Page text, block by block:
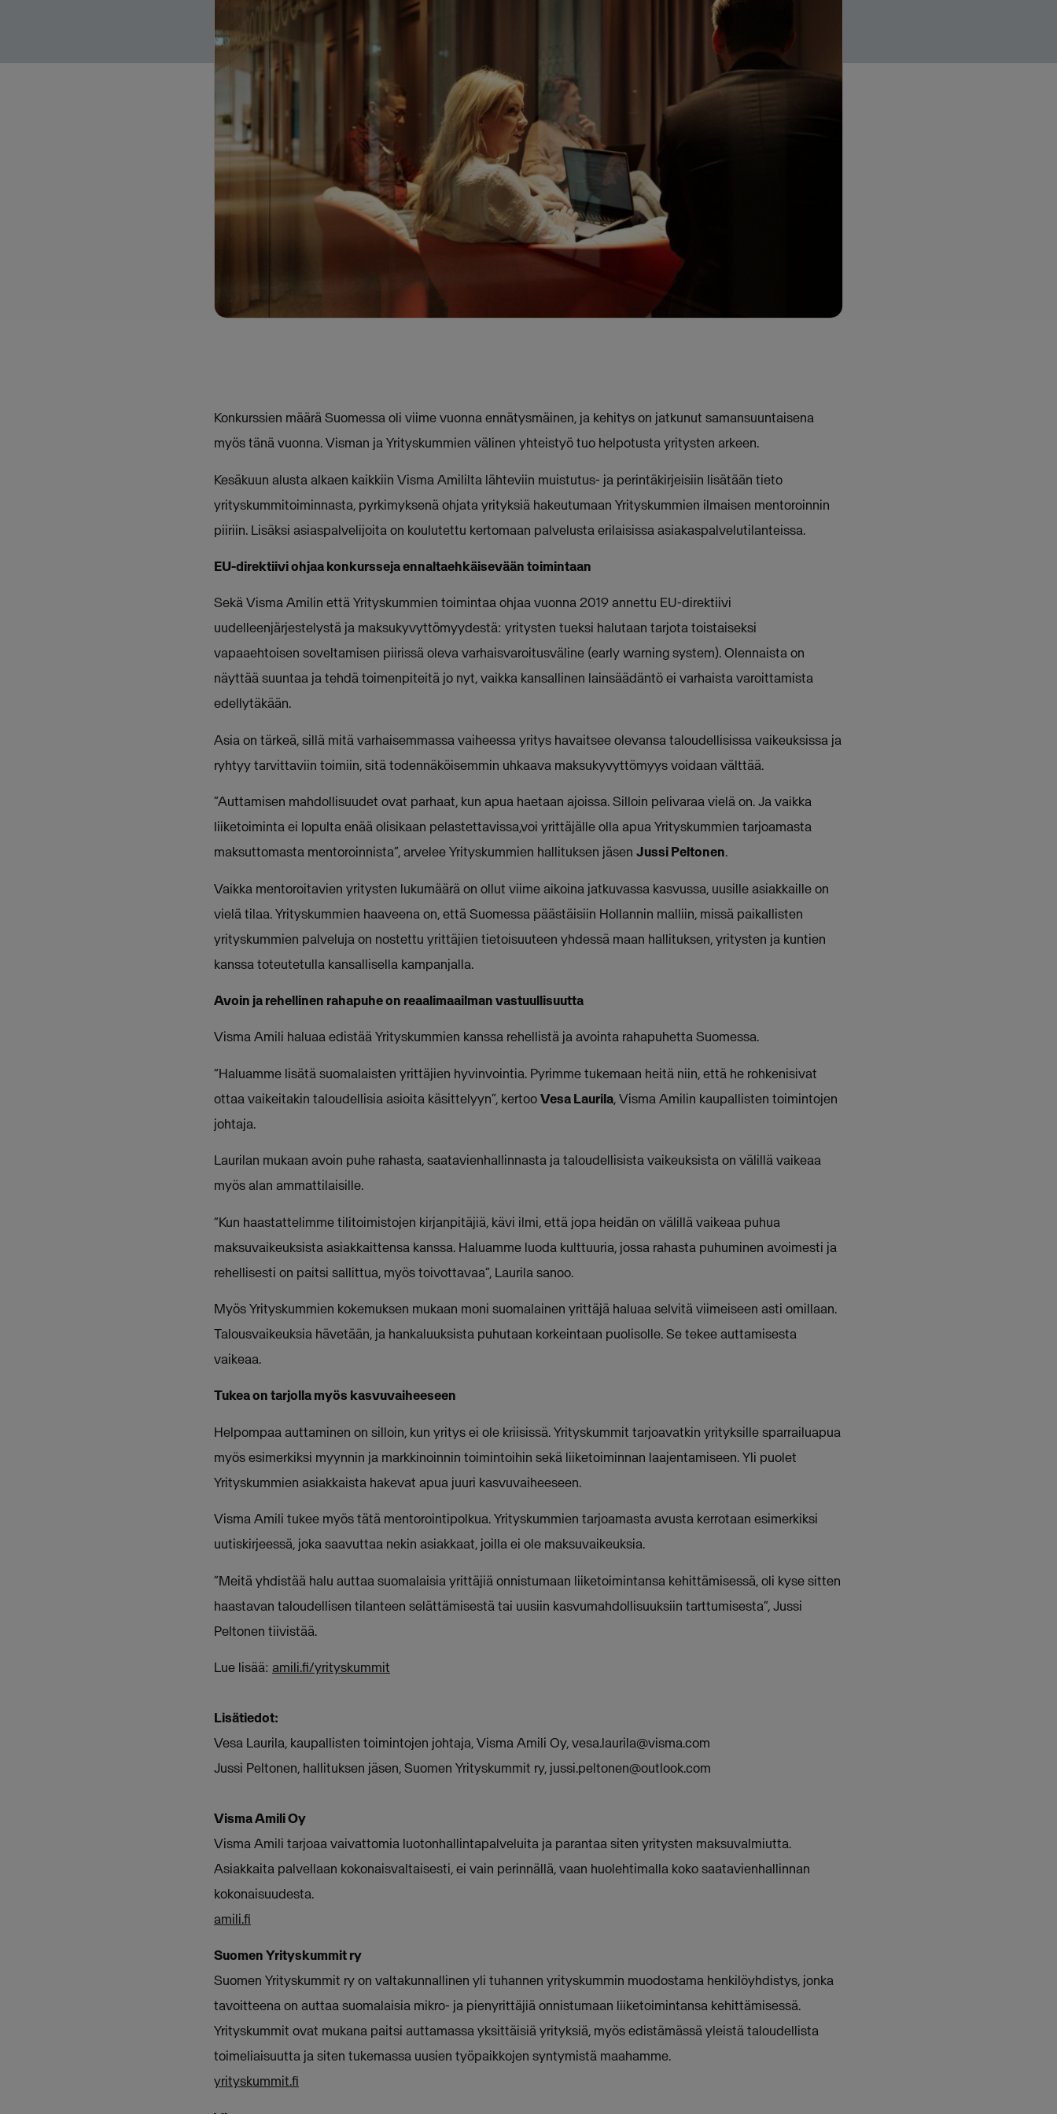
Konkurssien määrä Suomessa oli viime vuonna ennätysmäinen, ja kehitys on jatkunut samansuuntaisena
myös tänä vuonna. Visman ja Yrityskummien välinen yhteistyö tuo helpotusta yritysten arkeen.
Kesäkuun alusta alkaen kaikkiin Visma Amililta lähteviin muistutus- ja perintäkirjeisiin lisätään tieto
yrityskummitoiminnasta, pyrkimyksenä ohjata yrityksiä hakeutumaan Yrityskummien ilmaisen mentoroinnin
piiriin. Lisäksi asiaspalvelijoita on koulutettu kertomaan palvelusta erilaisissa asiakaspalvelutilanteissa.
EU-direktiivi ohjaa konkursseja ennaltaehkäisevään toimintaan
Sekä Visma Amilin että Yrityskummien toimintaa ohjaa vuonna 2019 annettu EU-direktiivi
uudelleenjärjestelystä ja maksukyvyttömyydestä: yritysten tueksi halutaan tarjota toistaiseksi
vapaaehtoisen soveltamisen piirissä oleva varhaisvaroitusväline (early warning system). Olennaista on
näyttää suuntaa ja tehdä toimenpiteitä jo nyt, vaikka kansallinen lainsäädäntö ei varhaista varoittamista
edellytäkään.
Asia on tärkeä, sillä mitä varhaisemmassa vaiheessa yritys havaitsee olevansa taloudellisissa vaikeuksissa ja
ryhtyy tarvittaviin toimiin, sitä todennäköisemmin uhkaava maksukyvyttömyys voidaan välttää.
”Auttamisen mahdollisuudet ovat parhaat, kun apua haetaan ajoissa. Silloin pelivaraa vielä on. Ja vaikka
liiketoiminta ei lopulta enää olisikaan pelastettavissa,voi yrittäjälle olla apua Yrityskummien tarjoamasta
maksuttomasta mentoroinnista”, arvelee Yrityskummien hallituksen jäsen Jussi Peltonen.
Vaikka mentoroitavien yritysten lukumäärä on ollut viime aikoina jatkuvassa kasvussa, uusille asiakkaille on
vielä tilaa. Yrityskummien haaveena on, että Suomessa päästäisiin Hollannin malliin, missä paikallisten
yrityskummien palveluja on nostettu yrittäjien tietoisuuteen yhdessä maan hallituksen, yritysten ja kuntien
kanssa toteutetulla kansallisella kampanjalla.
Avoin ja rehellinen rahapuhe on reaalimaailman vastuullisuutta
Visma Amili haluaa edistää Yrityskummien kanssa rehellistä ja avointa rahapuhetta Suomessa.
“Haluamme lisätä suomalaisten yrittäjien hyvinvointia. Pyrimme tukemaan heitä niin, että he rohkenisivat
ottaa vaikeitakin taloudellisia asioita käsittelyyn”, kertooVesa Laurila, Visma Amilin kaupallisten toimintojen
johtaja.
Laurilan mukaan avoin puhe rahasta, saatavienhallinnasta ja taloudellisista vaikeuksista on välillä vaikeaa
myös alan ammattilaisille.
“Kun haastattelimme tilitoimistojen kirjanpitäjiä, kävi ilmi, että jopa heidän on välillä vaikeaa puhua
maksuvaikeuksista asiakkaittensa kanssa. Haluamme luoda kulttuuria, jossa rahasta puhuminen avoimesti ja
rehellisesti on paitsi sallittua, myös toivottavaa”, Laurila sanoo.
Myös Yrityskummien kokemuksen mukaan moni suomalainen yrittäjä haluaa selvitä viimeiseen asti omillaan.
Talousvaikeuksia hävetään, ja hankaluuksista puhutaan korkeintaan puolisolle. Se tekee auttamisesta
vaikeaa.
Tukea on tarjolla myös kasvuvaiheeseen
Helpompaa auttaminen on silloin, kun yritys ei ole kriisissä. Yrityskummit tarjoavatkin yrityksille sparrailuapua
myös esimerkiksi myynnin ja markkinoinnin toimintoihin sekä liiketoiminnan laajentamiseen. Yli puolet
Yrityskummien asiakkaista hakevat apua juuri kasvuvaiheeseen.
Visma Amili tukee myös tätä mentorointipolkua. Yrityskummien tarjoamasta avusta kerrotaan esimerkiksi
uutiskirjeessä, joka saavuttaa nekin asiakkaat, joilla ei ole maksuvaikeuksia.
”Meitä yhdistää halu auttaa suomalaisia yrittäjiä onnistumaan liiketoimintansa kehittämisessä, oli kyse sitten
haastavan taloudellisen tilanteen selättämisestä tai uusiin kasvumahdollisuuksiin tarttumisesta”, Jussi
Peltonen tiivistää.
Lue lisää: amili.fi/yrityskummit
Lisätiedot:
Vesa Laurila, kaupallisten toimintojen johtaja, Visma Amili Oy,vesa.laurila@visma.com
Jussi Peltonen, hallituksen jäsen, Suomen Yrityskummit ry, jussi.peltonen@outlook.com
Visma Amili Oy
Visma Amili tarjoaa vaivattomia luotonhallintapalveluita ja parantaa siten yritysten maksuvalmiutta.
Asiakkaita palvellaan kokonaisvaltaisesti, ei vain perinnällä, vaan huolehtimalla koko saatavienhallinnan
kokonaisuudesta.
amili.fi
Suomen Yrityskummit ry
Suomen Yrityskummit ry on valtakunnallinen yli tuhannen yrityskummin muodostama henkilöyhdistys, jonka
tavoitteena on auttaa suomalaisia mikro- ja pienyrittäjiä onnistumaan liiketoimintansa kehittämisessä.
Yrityskummit ovat mukana paitsi auttamassa yksittäisiä yrityksiä, myös edistämässä yleistä taloudellista
toimeliaisuutta ja siten tukemassa uusien työpaikkojen syntymistä maahamme.
yrityskummit.fi